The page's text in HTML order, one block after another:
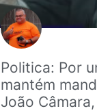
Politica: Por
mantém
João